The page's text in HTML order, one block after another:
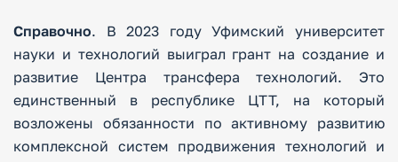
Справочно. В 2023 году Уфимский университет
науки и технологий выиграл грант на создание и
развитие Центра трансфера технологий. Это
единственный в республике ЦТТ, на который
возложены обязанности по активному развитию
комплексной систем продвижения технологий и